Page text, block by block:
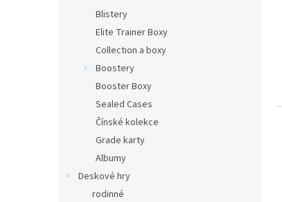
Blistery
Elite Trainer Boxy
Collection a boxy
Boostery
Booster Boxy
Sealed Cases
Čínské kolekce
Grade karty
Albumy
Deskové hry
rodinné